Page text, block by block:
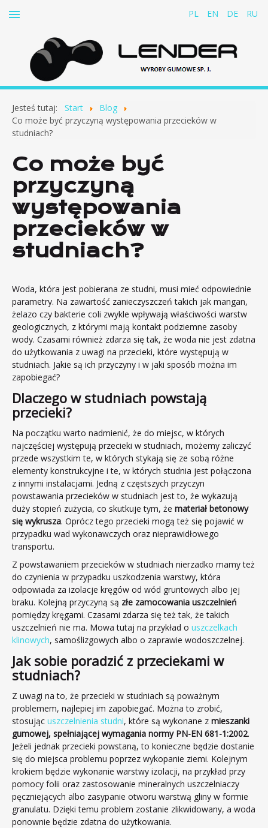
PL EN DE RU
O firmie
Pasy gumowo-tkaninowe do odciągów kablowych
Amortyzatory gumowe
Amortyzator kanałów spalinowych statków
Amortyzator pomp wentylatorów silników i innych
urządzeń
Zderzaki i odbojniki
Amortyzator sprężarek powietrza
Amortyzator sit Mogensena
Osłony gumowe harmonijkowe
Wkłady sprzęgłowe
Uszczelnienia włazów okrętowych
Uszczelnienia wg PN-89/w-88021
Uszczelnienia wg DIN 83 403
Uszczelnienia wg NS 6261 lub 6262 dla włazu
600x400 (740x540)
Membrany
Uszczelnienia studni i włazów kanalizacyjnych
Profile
Kompensatory drgań na rurociągach
Wyroby gumowe - różne
Blog
Kontakt
Jesteś tutaj: Start
Blog
Co może być przyczyną występowania przecieków w
studniach?
Co może być
przyczyną
występowania
przecieków w
studniach?
Woda, która jest pobierana ze studni, musi mieć odpowiednie
parametry. Na zawartość zanieczyszczeń takich jak mangan,
żelazo czy bakterie coli zwykle wpływają właściwości warstw
geologicznych, z którymi mają kontakt podziemne zasoby
wody. Czasami również zdarza się tak, że woda nie jest zdatna
do użytkowania z uwagi na przecieki, które występują w
studniach. Jakie są ich przyczyny i w jaki sposób można im
zapobiegać?
Dlaczego w studniach powstają
przecieki?
Na początku warto nadmienić, że do miejsc, w których
najczęściej występują przecieki w studniach, możemy zaliczyć
przede wszystkim te, w których stykają się ze sobą różne
elementy konstrukcyjne i te, w których studnia jest połączona
z innymi instalacjami. Jedną z częstszych przyczyn
powstawania przecieków w studniach jest to, że wykazują
duży stopień zużycia, co skutkuje tym, że materiał betonowy
się wykrusza. Oprócz tego przecieki mogą też się pojawić w
przypadku wad wykonawczych oraz nieprawidłowego
transportu.
Z powstawaniem przecieków w studniach nierzadko mamy też
do czynienia w przypadku uszkodzenia warstwy, która
odpowiada za izolacje kręgów od wód gruntowych albo jej
braku. Kolejną przyczyną są złe zamocowania uszczelnień
pomiędzy kręgami. Czasami zdarza się też tak, że takich
uszczelnień nie ma. Mowa tutaj na przykład o uszczelkach
klinowych, samoślizgowych albo o zaprawie wodoszczelnej.
Jak sobie poradzić z przeciekami w
studniach?
Z uwagi na to, że przecieki w studniach są poważnym
problemem, najlepiej im zapobiegać. Można to zrobić,
stosując uszczelnienia studni, które są wykonane z mieszanki
gumowej, spełniającej wymagania normy PN-EN 681-1:2002.
Jeżeli jednak przecieki powstaną, to konieczne będzie dostanie
się do miejsca problemu poprzez wykopanie ziemi. Kolejnym
krokiem będzie wykonanie warstwy izolacji, na przykład przy
pomocy folii oraz zastosowanie mineralnych uszczelniaczy
pęczniejących albo zasypanie otworu warstwą gliny w formie
granulatu. Dzięki temu problem zostanie zlikwidowany, a woda
ponownie będzie zdatna do użytkowania.